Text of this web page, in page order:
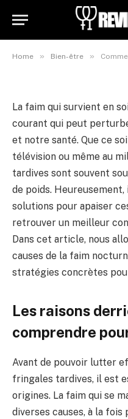
Home » Bien-être »
la faim le soir
La faim qui survient en
courant qui peut
et notre santé. Que ce
télévision ou même au
tardives sont souvent
de poids.
solutions pour apaiser
retrouver un meilleur
Dans cet article, nous
causes de la faim
stratégies concrètes
Les raisons
comprendre
Avant de pouvoir lutter
fringales tardives, il est
origines. La faim qui se
diverses causes, à la